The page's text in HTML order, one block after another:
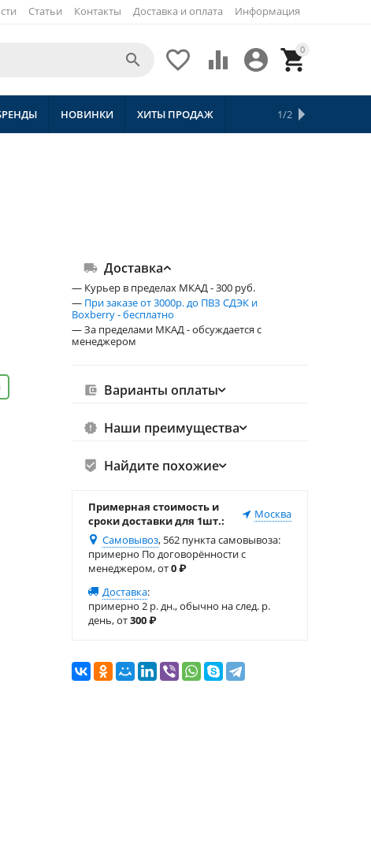
Статьи Контакты Доставка и оплата Информация
0


 

НОВИНКИ ХИТЫ ПРОДАЖ ТОВАРЫ С БЕСПЛАТНОЙ
1/2
Доставка
— Курьер в пределах МКАД - 300 руб.
— При заказе от 3000р. до ПВЗ СДЭК и
Boxberry - бесплатно
— За пределами МКАД - обсуждается с
менеджером
Варианты оплаты
Наши преимущества
Найдите похожие
Примерная стоимость и
сроки доставки для 1шт.:
Москва
Самовывоз, 562 пункта самовывоза:
примерно По договорённости с
менеджером, от0₽
Доставка:
примерно 2 р. дн., обычно на след. р.
день, от300₽